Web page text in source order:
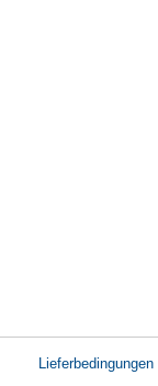
Lieferbedingungen